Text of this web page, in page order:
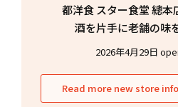
都洋食 スター食堂 總本
酒を片手に老舗の味
2026年4月29日
Read more new store